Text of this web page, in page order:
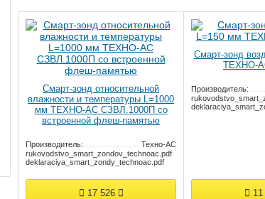
Смарт-зонд относительной
влажности и температуры L=1000
мм ТЕХНО-АС СЗВЛ.1000П со
встроенной флеш-памятью
Производитель: Техно-АС
Документация:
rukovodstvo_smart_zondov_technoac.pdf
deklaraciya_smart_zondy_technoac.pdf
17 526
Смарт-зонд
ТЕХНО-
Производитель:
Документация: